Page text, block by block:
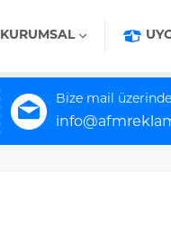
KURUMSAL
Bize mail